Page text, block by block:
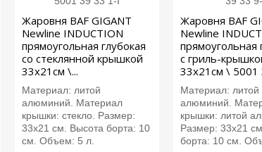
Жаровня BAF GIGANT
Newline INDUCTION
прямоугольная глубокая
со стеклянной крышкой
33x21см \...
Материал: литой
алюминий. Материал
крышки: стекло. Размер:
33х21 см. Высота борта: 10
см. Объем: 5 л.
Жаровня BAF
Newline
прямоугольная
с гриль-
33x21см \ 5001
Материал: литой
алюминий.
крышки: литой
Размер: 33х21
борта: 10 см.